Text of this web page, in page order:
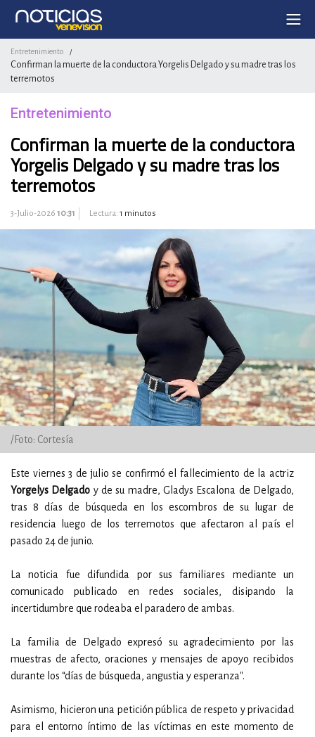
Entretenimiento /
Confirman la muerte de la conductora Yorgelis Delgado y su madre tras los
terremotos
Entretenimiento
Confirman la muerte de la conductora
Yorgelis Delgado y su madre tras los
terremotos
3-Julio-2026 10:31 Lectura: 1 minutos
/Foto: Cortesía
Este viernes 3 de julio se confirmó el fallecimiento de la actriz
Yorgelys Delgado y de su madre, Gladys Escalona de Delgado,
tras 8 días de búsqueda en los escombros de su lugar de
residencia luego de los terremotos que afectaron al país el
pasado 24 de junio.
La noticia fue difundida por sus familiares mediante un
comunicado publicado en redes sociales, disipando la
incertidumbre que rodeaba el paradero de ambas.
La familia de Delgado expresó su agradecimiento por las
muestras de afecto, oraciones y mensajes de apoyo recibidos
durante los “días de búsqueda, angustia y esperanza".
Asimismo, hicieron una petición pública de respeto y privacidad
para el entorno íntimo de las víctimas en este momento de